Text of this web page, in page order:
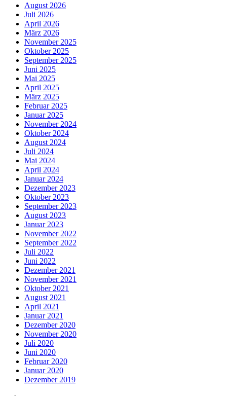
August 2026
Juli 2026
April 2026
März 2026
November 2025
Oktober 2025
September 2025
Juni 2025
Mai 2025
April 2025
März 2025
Februar 2025
Januar 2025
November 2024
Oktober 2024
August 2024
Juli 2024
Mai 2024
April 2024
Januar 2024
Dezember 2023
Oktober 2023
September 2023
August 2023
Januar 2023
November 2022
September 2022
Juli 2022
Juni 2022
Dezember 2021
November 2021
Oktober 2021
August 2021
April 2021
Januar 2021
Dezember 2020
November 2020
Juli 2020
Juni 2020
Februar 2020
Januar 2020
Dezember 2019